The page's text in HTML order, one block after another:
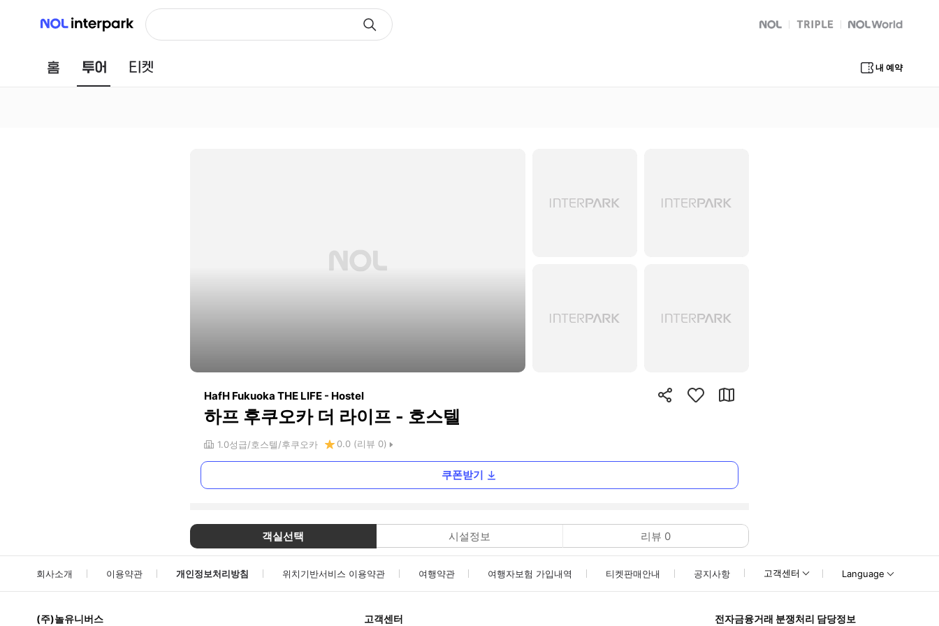
NOL 인터파크
NOL
트리플 Global Interpark
홈 투어 내 예약
HafH Fukuoka THE LIFE - Hostel
하프 후쿠오카 더 라이프 - 호스텔
1.0성급 호스텔 후쿠오카 0.0 (리뷰 0)
쿠폰받기
객실선택 시설정보 리뷰 0
회사소개 이용약관 개인정보처리방침 위치기반서비스 이용약관 여행약관 여행자보험 가입내역 티켓판매안내 공지사항 고객센터 Language
(주)놀유니버스 고객센터 전자금융거래 분쟁처리 담당정보